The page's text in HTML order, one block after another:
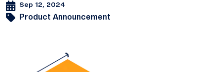
Sep 12, 2024
Product Announcement